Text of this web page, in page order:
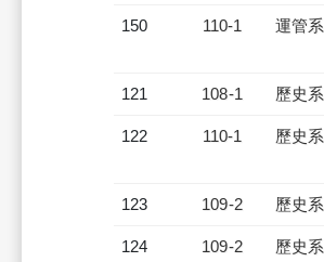
150 110-1 運管系
121 108-1 歷史系
122 110-1 歷史系
123 109-2 歷史系
124 109-2 歷史系